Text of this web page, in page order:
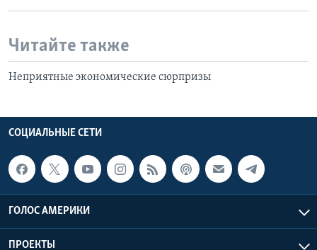
Читайте также
Неприятные экономические сюрпризы
СОЦИАЛЬНЫЕ СЕТИ
ГОЛОС АМЕРИКИ
ПРОЕКТЫ